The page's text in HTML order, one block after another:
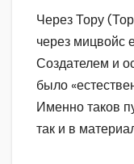
Через Тору
через мицвойс
Создателем и
было
Именно таков
так и в